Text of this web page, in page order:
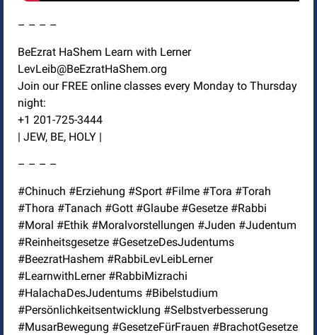
– – – –
BeEzrat HaShem Learn with Lerner
LevLeib@BeEzratHaShem.org
Join our FREE online classes every Monday to Thursday
night:
+1 201-725-3444
| JEW, BE, HOLY |
– – – –
#Chinuch #Erziehung #Sport #Filme #Tora #Torah
#Thora #Tanach #Gott #Glaube #Gesetze #Rabbi
#Moral #Ethik #Moralvorstellungen #Juden #Judentum
#Reinheitsgesetze #GesetzeDesJudentums
#BeezratHashem #RabbiLevLeibLerner
#LearnwithLerner #RabbiMizrachi
#HalachaDesJudentums #Bibelstudium
#Persönlichkeitsentwicklung #Selbstverbesserung
#MusarBewegung #GesetzeFürFrauen #BrachotGesetze